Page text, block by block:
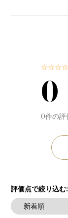
0
0件の評
評価点で絞り込む: